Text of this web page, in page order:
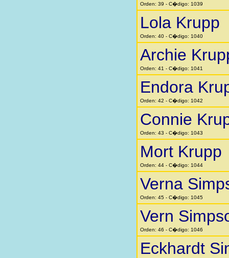
Orden: 39 - C�digo: 1039
Lola Krupp
Orden: 40 - C�digo: 1040
Archie
Orden: 41 - C�digo: 1041
Endora
Orden: 42 - C�digo: 1042
Connie
Orden: 43 - C�digo: 1043
Mort Krupp
Orden: 44 - C�digo: 1044
Verna
Orden: 45 - C�digo: 1045
Vern
Orden: 46 - C�digo: 1046
Eckhardt